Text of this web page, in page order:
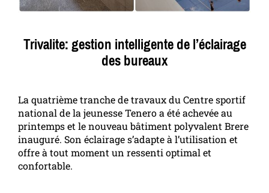
Trivalite: gestion intelligente de l’éclairage
des bureaux
La quatrième tranche de travaux du Centre sportif
national de la jeunesse Tenero a été achevée au
printemps et le nouveau bâtiment polyvalent Brere
inauguré. Son éclairage s’adapte à l’utilisation et
offre à tout moment un ressenti optimal et
confortable.